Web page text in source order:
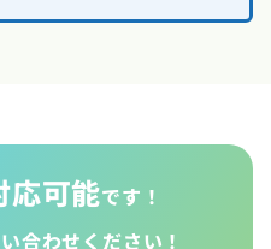
応可能です！
合わせください！